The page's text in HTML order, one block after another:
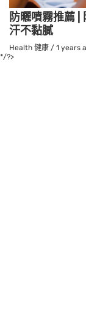
防曬噴霧推薦 |
汗不黏膩
Health 健康 / 1 years
*/?>